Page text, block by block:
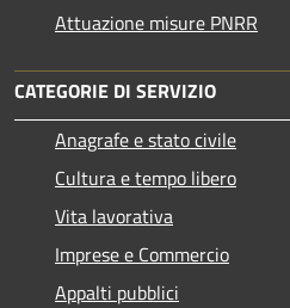
Attuazione misure PNRR
CATEGORIE DI SERVIZIO
Anagrafe e stato civile
Cultura e tempo libero
Vita lavorativa
Imprese e Commercio
Appalti pubblici